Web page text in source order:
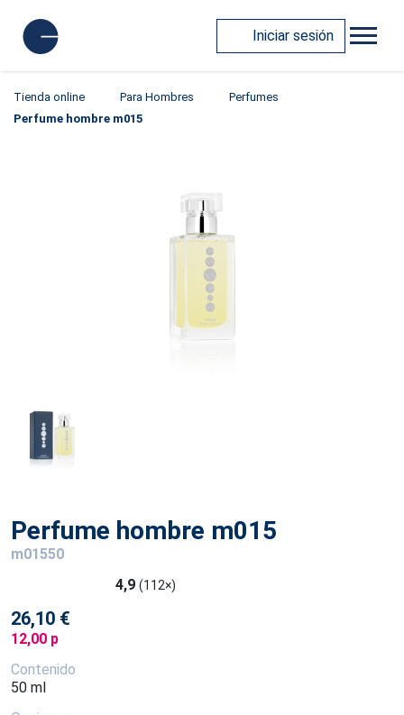
Iniciar sesión
Tienda online Para Hombres
Perfumes
Perfume hombre m015
Perfume hombre m015
m01550
4,9 (112×)
26,10 €
12,00 p
Contenido
50 ml